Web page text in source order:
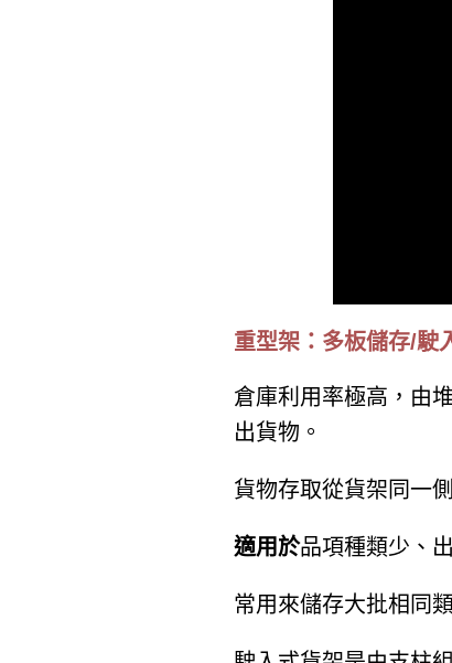
重型架：多板儲存/駛
倉庫利用率極高，由
出貨物。
貨物存取從貨架同一
適用於品項種類少、
常用來儲存大批相同